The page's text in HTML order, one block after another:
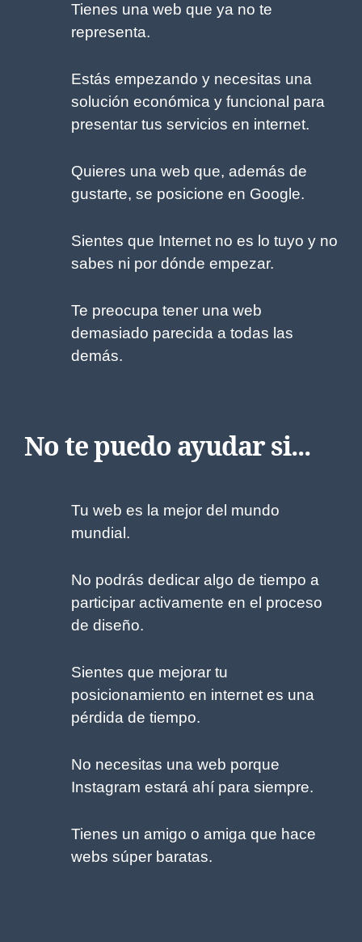
Tienes una web que ya no te
representa.
Estás empezando y necesitas una
solución económica y funcional para
presentar tus servicios en internet.
Quieres una web que, además de
gustarte, se posicione en Google.
Sientes que Internet no es lo tuyo y no
sabes ni por dónde empezar.
Te preocupa tener una web
demasiado parecida a todas las
demás.
No te puedo ayudar si...
Tu web es la mejor del mundo
mundial.
No podrás dedicar algo de tiempo a
participar activamente en el proceso
de diseño.
Sientes que mejorar tu
posicionamiento en internet es una
pérdida de tiempo.
No necesitas una web porque
Instagram estará ahí para siempre.
Tienes un amigo o amiga que hace
webs súper baratas.